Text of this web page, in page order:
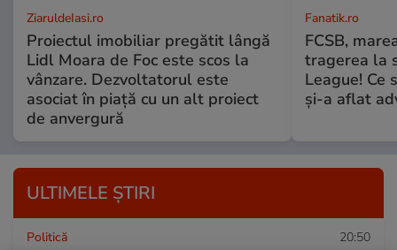
ZiaruldeIasi.ro
Proiectul imobiliar pregătit lângă
Lidl Moara de Foc este scos la
vânzare. Dezvoltatorul este
asociat în piață cu un alt proiect
de anvergură
Fanatik.ro
FCSB,
tragerea la
League! Ce
şi-a aflat
ULTIMELE ȘTIRI
Politică 20:50